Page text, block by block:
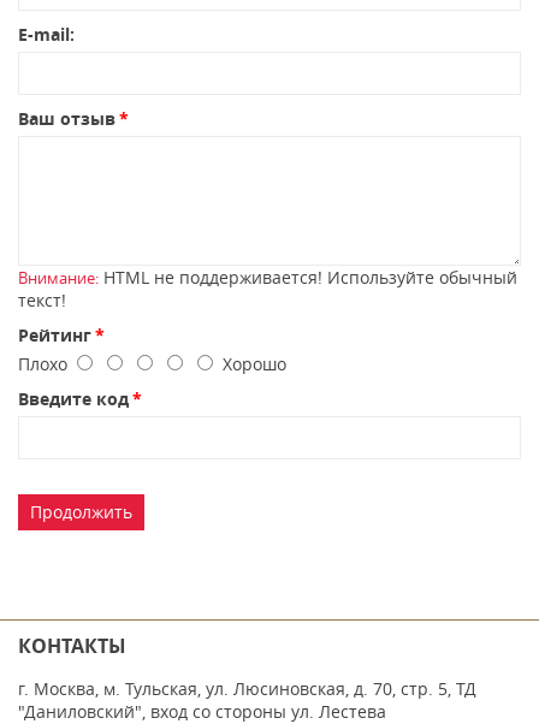
E-mail:
Ваш отзыв
Внимание: HTML не поддерживается! Используйте обычный
текст!
Рейтинг
Плохо
Хорошо
Введите код
Продолжить
КОНТАКТЫ
г. Москва, м. Тульская, ул. Люсиновская, д. 70, стр. 5, ТД
"Даниловский", вход со стороны ул. Лестева